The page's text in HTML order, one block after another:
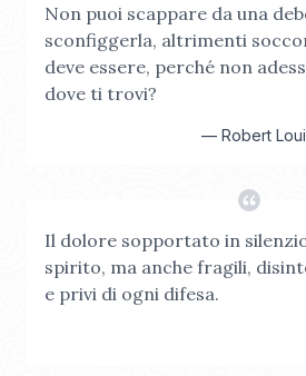
Non puoi scappare da una
sconfiggerla, altrimenti
deve essere, perché non
dove ti trovi?
— Robert
Il dolore sopportato in
spirito, ma anche fragili,
e privi di ogni difesa.